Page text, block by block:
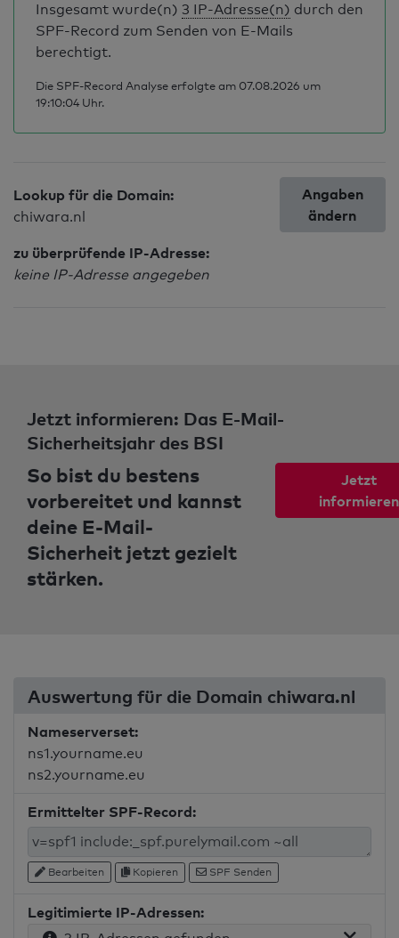
Insgesamt wurde(n) 3 IP-Adresse(n) durch den
SPF-Record zum Senden von E-Mails
berechtigt.
Die SPF-Record Analyse erfolgte am 07.08.2026 um
19:10:04 Uhr.
Lookup für die Domain:
chiwara.nl
zu überprüfende IP-Adresse:
keine IP-Adresse angegeben
Angaben
ändern
Jetzt informieren: Das E-Mail-
Sicherheitsjahr des BSI
So bist du bestens
vorbereitet und kannst
deine E-Mail-
Sicherheit jetzt gezielt
stärken.
Jetzt
informieren
Auswertung für die Domain chiwara.nl
Nameserverset:
ns1.yourname.eu
ns2.yourname.eu
Ermittelter SPF-Record:
Bearbeiten Kopieren SPF Senden
Legitimierte IP-Adressen: